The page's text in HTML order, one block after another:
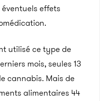
effets
utilisé ce type de
mois, seules 13
cannabis. Mais de
alimentaires 44